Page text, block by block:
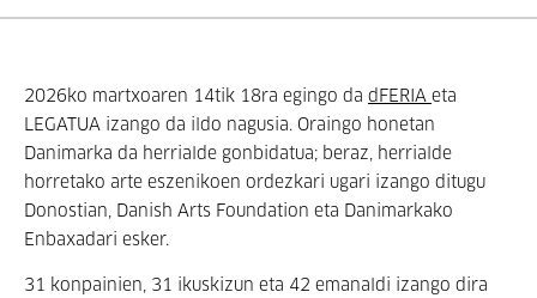
2026ko martxoaren 14tik 18ra egingo da dFERIA eta
LEGATUA izango da ildo nagusia. Oraingo honetan
Danimarka da herrialde gonbidatua; beraz, herrialde
horretako arte eszenikoen ordezkari ugari izango ditugu
Donostian, Danish Arts Foundation eta Danimarkako
Enbaxadari esker.
31 konpainien, 31 ikuskizun eta 42 emanaldi izango dira